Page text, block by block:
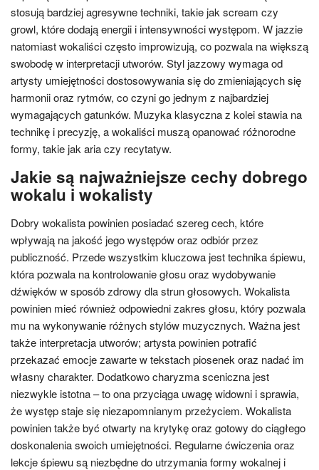
stosują bardziej agresywne techniki, takie jak scream czy
growl, które dodają energii i intensywności występom. W jazzie
natomiast wokaliści często improwizują, co pozwala na większą
swobodę w interpretacji utworów. Styl jazzowy wymaga od
artysty umiejętności dostosowywania się do zmieniających się
harmonii oraz rytmów, co czyni go jednym z najbardziej
wymagających gatunków. Muzyka klasyczna z kolei stawia na
technikę i precyzję, a wokaliści muszą opanować różnorodne
formy, takie jak aria czy recytatyw.
Jakie są najważniejsze cechy dobrego
wokalu i wokalisty
Dobry wokalista powinien posiadać szereg cech, które
wpływają na jakość jego występów oraz odbiór przez
publiczność. Przede wszystkim kluczowa jest technika śpiewu,
która pozwala na kontrolowanie głosu oraz wydobywanie
dźwięków w sposób zdrowy dla strun głosowych. Wokalista
powinien mieć również odpowiedni zakres głosu, który pozwala
mu na wykonywanie różnych stylów muzycznych. Ważna jest
także interpretacja utworów; artysta powinien potrafić
przekazać emocje zawarte w tekstach piosenek oraz nadać im
własny charakter. Dodatkowo charyzma sceniczna jest
niezwykle istotna – to ona przyciąga uwagę widowni i sprawia,
że występ staje się niezapomnianym przeżyciem. Wokalista
powinien także być otwarty na krytykę oraz gotowy do ciągłego
doskonalenia swoich umiejętności. Regularne ćwiczenia oraz
lekcje śpiewu są niezbędne do utrzymania formy wokalnej i